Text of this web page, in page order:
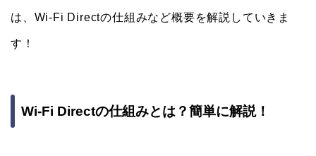
は、Wi-Fi Directの仕組みなど概要を解説していきま
す！
Wi-Fi Directの仕組みとは？簡単に解説！